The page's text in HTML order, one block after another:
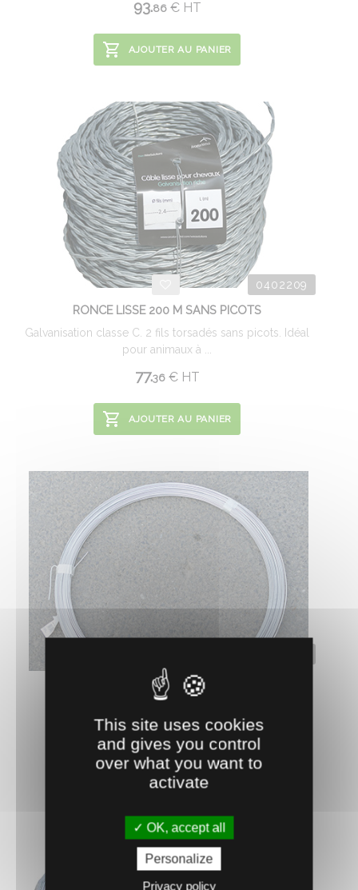
93.86 €HT
AJOUTER AU PANIER
0402209
RONCE LISSE 200 M SANS PICOTS
Galvanisation classe C. 2 fils torsadés sans picots. Idéal
pour animaux à ...
77.36 €HT
AJOUTER AU PANIER
FIL N°11 1,6 MM
Longueur de la bobine : environ 320 m.
14.43 €HT
AJOUTER AU PANIER
This site uses cookies
and gives you control
over what you want to
activate
OK, accept all
Personalize
Privacy policy